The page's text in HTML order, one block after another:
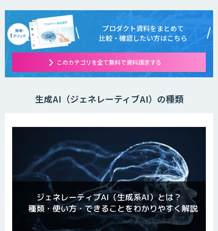
プロダクト資料をまとめて
比較・確認したい方はこちら
このカテゴリを全て無料で資料請求する
生成AI（ジェネレーティブAI）の種類